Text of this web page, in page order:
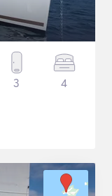
3 4